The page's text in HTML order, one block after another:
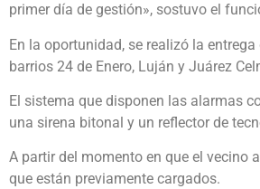
primer día de gestión», sostuvo el
En la oportunidad, se realizó la
barrios 24 de Enero, Luján y Juárez
El sistema que disponen las alarmas
una sirena bitonal y un reflector de
A partir del momento en que el vecino
que están previamente cargados.